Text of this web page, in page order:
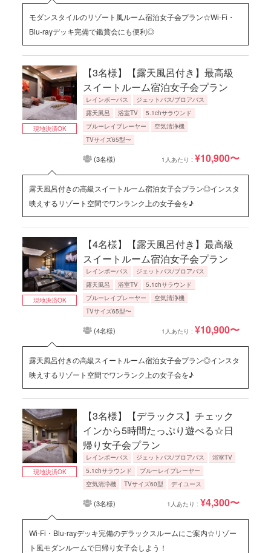
モダンスタイルのリゾート風ルーム宿泊女子会プラン☆Wi-Fi・
Blu-rayデッキ完備で鑑賞会にも便利◎
【3名様】【露天風呂付き】最高級
スイートルーム宿泊女子会プラン
レインボーバス
ジェットバス/ブロアバス
露天風呂
浴室TV
5.1chサラウンド
ブルーレイプレーヤー
空気清浄機
TVサイズ65型〜
(3名様) 1人あたり : ¥10,900〜
現地決済OK
露天風呂付きの高級スイートルーム宿泊女子会プラン◎インスタ
映えするリゾート空間でワンランク上の女子会を♪
【4名様】【露天風呂付き】最高級
スイートルーム宿泊女子会プラン
レインボーバス
ジェットバス/ブロアバス
露天風呂
浴室TV
5.1chサラウンド
ブルーレイプレーヤー
空気清浄機
TVサイズ65型〜
(4名様) 1人あたり : ¥10,900〜
現地決済OK
露天風呂付きの高級スイートルーム宿泊女子会プラン◎インスタ
映えするリゾート空間でワンランク上の女子会を♪
【3名様】【デラックス】チェック
インから5時間たっぷり遊べる☆日
帰り女子会プラン
レインボーバス ジェットバス/ブロアバス
浴室TV
5.1chサラウンド
ブルーレイプレーヤー
空気清浄機
TVサイズ60型 デイユース
(3名様) 1人あたり : ¥4,300〜
現地決済OK
Wi-Fi・Blu-rayデッキ完備のデラックスルームにご案内☆リゾー
ト風モダンルームで日帰り女子会しよう！